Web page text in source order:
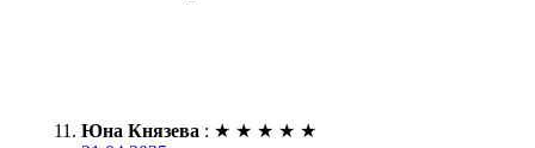
Юна Князева : ★ ★ ★ ★ ★